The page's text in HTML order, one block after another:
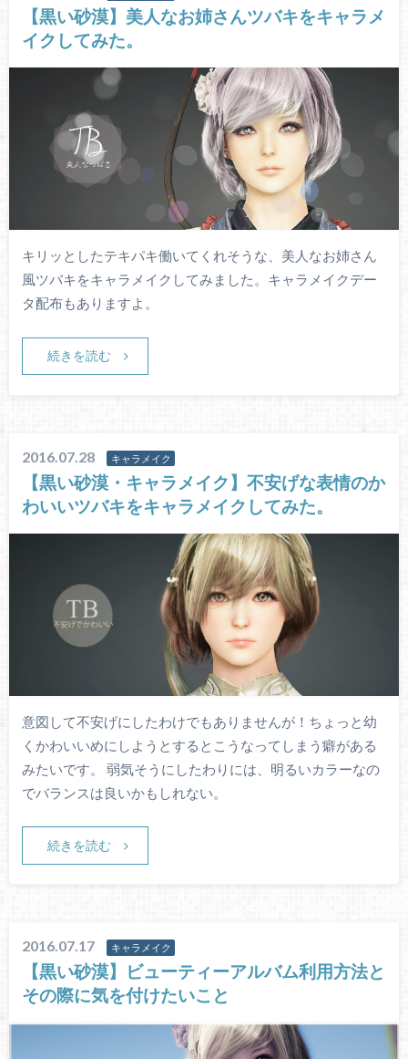
【黒い砂漠】美人なお姉さんツバキをキャラメ
イクしてみた。
キリッとしたテキパキ働いてくれそうな、美人なお姉さん
風ツバキをキャラメイクしてみました。キャラメイクデー
タ配布もありますよ。
続きを読む
2016.07.28 キャラメイク
【黒い砂漠・キャラメイク】不安げな表情のか
わいいツバキをキャラメイクしてみた。
意図して不安げにしたわけでもありませんが！ちょっと幼
くかわいいめにしようとするとこうなってしまう癖がある
みたいです。 弱気そうにしたわりには、明るいカラーなの
でバランスは良いかもしれない。
続きを読む
2016.07.17 キャラメイク
【黒い砂漠】ビューティーアルバム利用方法と
その際に気を付けたいこと